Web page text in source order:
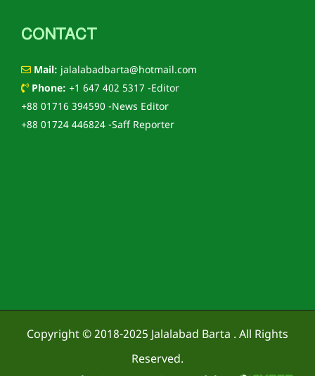
CONTACT
Mail: jalalabadbarta@hotmail.com
Phone: +1 647 402 5317 -Editor
+88 01716 394590 -News Editor
+88 01724 446824 -Saff Reporter
Copyright © 2018-2025Jalalabad Barta . All Rights
Reserved.